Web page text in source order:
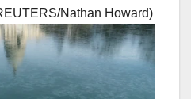
Nathan Howard)